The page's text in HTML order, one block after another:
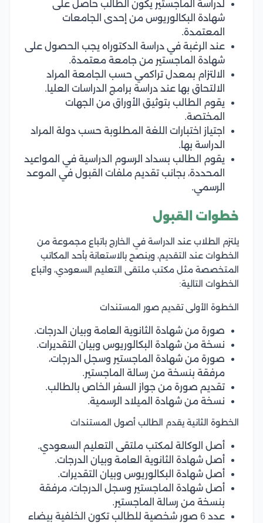
لدراسة الماجستير يكون الطالب حاصل على
شهادة البكالوريوس من إحدى الجامعات
المعتمدة.
عند الرغبة في دراسة الدكتوراه يجب الحصول على
شهادة الماجستير من جامعة معتمدة.
الالتزام بمعدل تراكمي حسب الجامعة المراد
الالتحاق بها عند دراسة برامج الدراسات العليا.
يقوم الطالب بتوثيق الأوراق من الجهات
المختصة.
اجتياز اختبارات اللغة المطلوبة حسب دولة المراد
الدراسة بها.
يقوم الطالب بسداد الرسوم الدراسية في المواعيد
المحددة، بجانب تقديم ملفات القبول في الموعد
الرسمي.
خطوات القبول
يلتزم الطلاب عند الدراسة في الخارج باتباع مجموعة من
الخطوات عند التقديم، وينصح بالاستعانة بأحد المكاتب
المتخصصة مثل مكتب ملتقى التعليم السعودي، واتباع
الخطوات التالية:
الخطوة الأولى تقديم صور المستندات
صورة من شهادة الثانوية العامة وبيان الدرجات.
نسخة من شهادة البكالوريوس وبيان التقديرات.
صورة من شهادة الماجستير وسجل الدرجات،
مرفقة بنسخة من رسالة الماجستير.
تقديم صورة من جواز السفر الخاص بالطالب.
نسخة من شهادة الميلاد الرسمية.
الخطوة الثانية يقدم الطالب أصول المستندات
أصل الوكالة لمكتب ملتقى التعليم السعودي.
أصل شهادة الثانوية العامة وبيان الدرجات.
أصل شهادة البكالوريوس وبيان التقديرات.
أصل شهادة الماجستير وسجل الدرجات، مرفقة
بنسخة من رسالة الماجستير.
عدد 6 صور شخصية للطالب تكون الخلفية بيضاء